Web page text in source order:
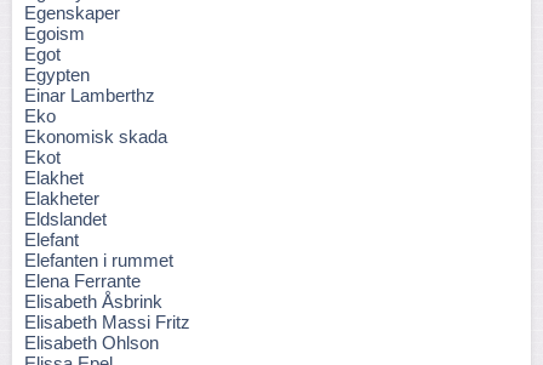
Egenskaper
Egoism
Egot
Egypten
Einar Lamberthz
Eko
Ekonomisk skada
Ekot
Elakhet
Elakheter
Eldslandet
Elefant
Elefanten i rummet
Elena Ferrante
Elisabeth Åsbrink
Elisabeth Massi Fritz
Elisabeth Ohlson